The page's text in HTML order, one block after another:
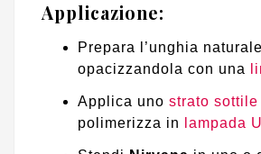
Applicazione:
Prepara l’unghia naturale
opacizzandola con una
Applica uno strato
polimerizza in
lampada